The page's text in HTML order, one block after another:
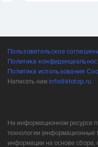
Пользовательское
Политика
Политика использования
Написать нам info@ktotop.ru
На информационном ресурсе
технологии (информационные
информации на основе сбора,